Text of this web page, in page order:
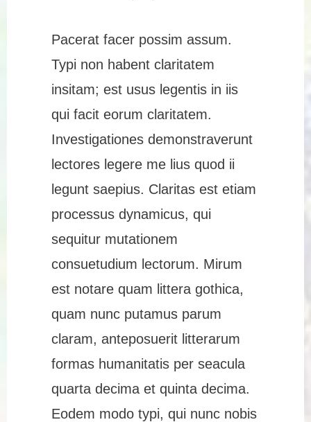
Pacerat facer possim assum.
Typi non habent claritatem
insitam; est usus legentis in iis
qui facit eorum claritatem.
Investigationes demonstraverunt
lectores legere me lius quod ii
legunt saepius. Claritas est etiam
processus dynamicus, qui
sequitur mutationem
consuetudium lectorum. Mirum
est notare quam littera gothica,
quam nunc putamus parum
claram, anteposuerit litterarum
formas humanitatis per seacula
quarta decima et quinta decima.
Eodem modo typi, qui nunc nobis